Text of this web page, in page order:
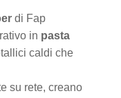
di Fap
in pasta
caldi che
su rete, creano